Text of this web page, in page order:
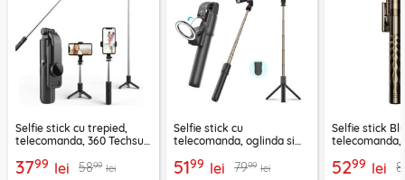
Selfie stick cu trepied,
telecomanda, 360 Techsuit
3799 lei 5899 lei
Selfie stick cu
telecomanda, oglinda si
5199 lei 7999 lei
Selfie stick
telecomanda,
5299 lei